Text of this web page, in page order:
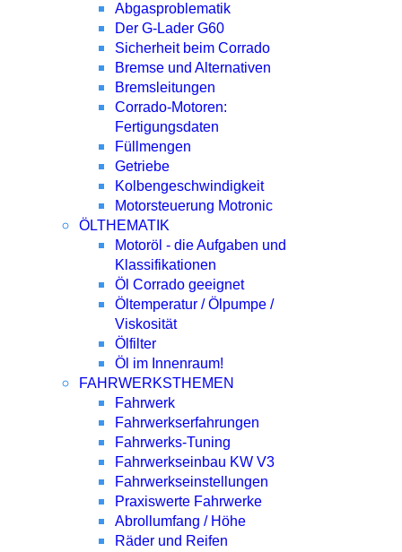
Abgasproblematik
Der G-Lader G60
Sicherheit beim Corrado
Bremse und Alternativen
Bremsleitungen
Corrado-Motoren:
Fertigungsdaten
Füllmengen
Getriebe
Kolbengeschwindigkeit
Motorsteuerung Motronic
ÖLTHEMATIK
Motoröl - die Aufgaben und
Klassifikationen
Öl Corrado geeignet
Öltemperatur / Ölpumpe /
Viskosität
Ölfilter
Öl im Innenraum!
FAHRWERKSTHEMEN
Fahrwerk
Fahrwerkserfahrungen
Fahrwerks-Tuning
Fahrwerkseinbau KW V3
Fahrwerkseinstellungen
Praxiswerte Fahrwerke
Abrollumfang / Höhe
Räder und Reifen